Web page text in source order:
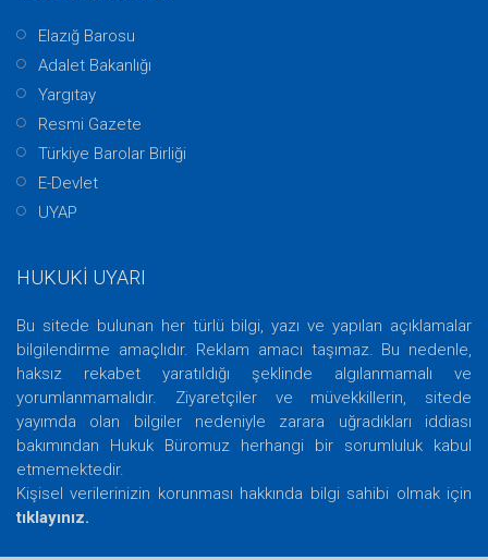
Elazığ Barosu
Adalet Bakanlığı
Yargıtay
Resmi Gazete
Türkiye Barolar Birliği
E-Devlet
UYAP
HUKUKİ UYARI
Bu sitede bulunan her türlü bilgi, yazı ve yapılan açıklamalar
bilgilendirme amaçlıdır. Reklam amacı taşımaz. Bu nedenle,
haksız rekabet yaratıldığı şeklinde algılanmamalı ve
yorumlanmamalıdır. Ziyaretçiler ve müvekkillerin, sitede
yayımda olan bilgiler nedeniyle zarara uğradıkları iddiası
bakımından Hukuk Büromuz herhangi bir sorumluluk kabul
etmemektedir.
Kişisel verilerinizin korunması hakkında bilgi sahibi olmak için
tıklayınız.